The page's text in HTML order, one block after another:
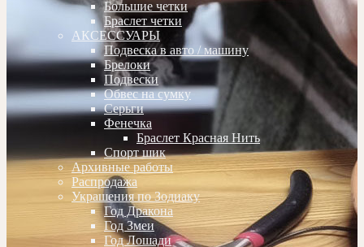
Большие четки
Браслет четки
АКСЕССУАРЫ
Подвеска в авто / машину
Брелоки
Подвески
Обвес на сумку
Серьги
Фенечка
Браслет Красная Нить
Спорт шик
Архивные работы
Распродажа
Украшения по Зодиаку
Год Дракона
Год Змеи
Год Лошади